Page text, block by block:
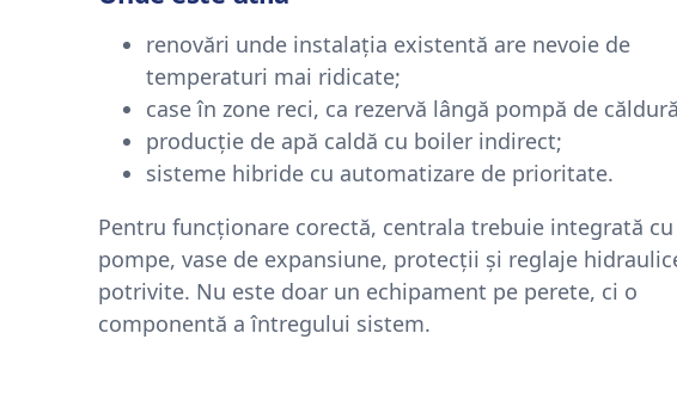
renovări unde instalația existentă are nevoie de
temperaturi mai ridicate;
case în zone reci, ca rezervă lângă pompă de
producție de apă caldă cu boiler indirect;
sisteme hibride cu automatizare de prioritate.
Pentru funcționare corectă, centrala trebuie integrată cu
pompe, vase de expansiune, protecții și reglaje
potrivite. Nu este doar un echipament pe perete, ci o
componentă a întregului sistem.